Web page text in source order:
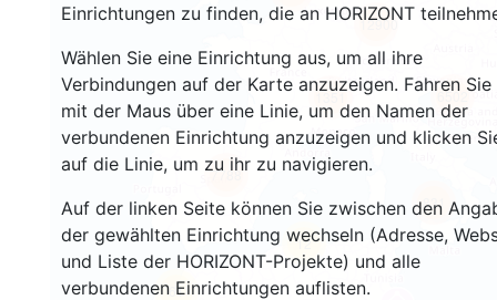
Einrichtungen zu finden, die an HORIZONT
Wählen Sie eine Einrichtung aus, um all ihre
Verbindungen auf der Karte anzuzeigen. Fahren Sie
mit der Maus über eine Linie, um den Namen der
verbundenen Einrichtung anzuzeigen und klicken
auf die Linie, um zu ihr zu navigieren.
Auf der linken Seite können Sie zwischen den
der gewählten Einrichtung wechseln (Adresse,
und Liste der HORIZONT-Projekte) und alle
verbundenen Einrichtungen auflisten.
12
61
7788
831
1351 6502
12900